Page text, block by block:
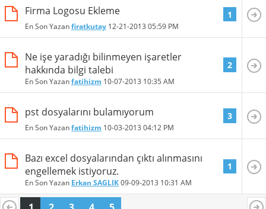
Firma Logosu Ekleme
En Son Yazanfiratkutay 12-21-2013 05:59 PM
1
Ne işe yaradığı bilinmeyen işaretler
hakkında bilgi talebi
En Son Yazanfatihizm 10-07-2013 10:35 AM
2
pst dosyalarını bulamıyorum
En Son Yazanfatihizm 10-03-2013 04:12 PM
3
Bazı excel dosyalarından çıktı alınmasını
engellemek istiyoruz.
En Son Yazan Erkan SAGLIK09-09-2013 10:31 AM
1